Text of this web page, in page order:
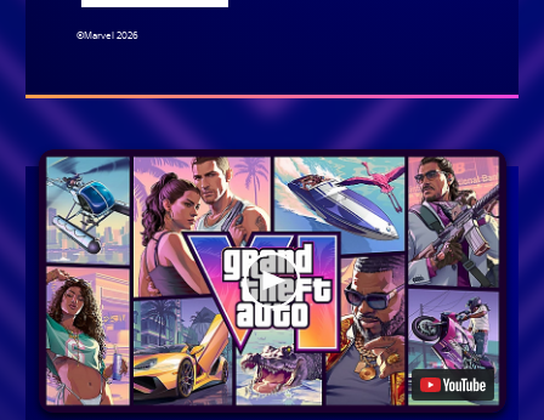
©Marvel 2026